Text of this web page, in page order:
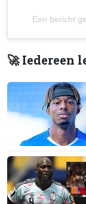
Een bericht
🚀 Iedereen